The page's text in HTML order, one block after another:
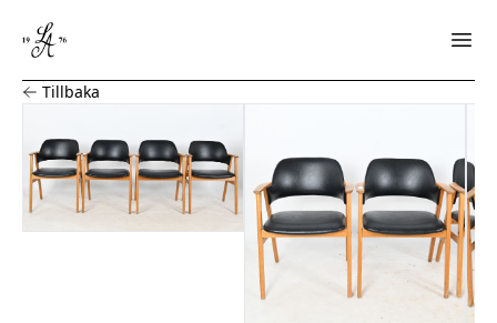
Karmstolar, 4 st,svart konstskinn och trä, 1950 tal
Tillbaka